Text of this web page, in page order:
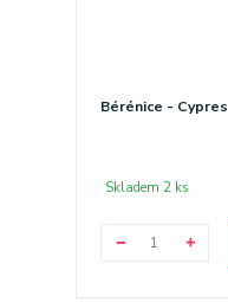
Bérénice - Cypres
Skladem 2 ks